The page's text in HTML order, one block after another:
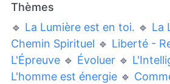
Thèmes
🔹 La Lumière est en toi. 🔹 La
Chemin Spirituel 🔹 Liberté -
L'Épreuve 🔹 Évoluer 🔹
L'homme est énergie 🔹